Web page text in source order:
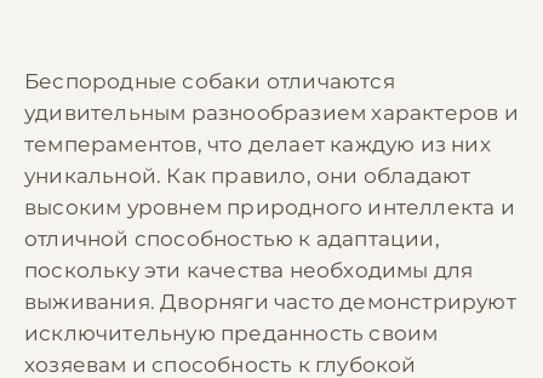
Беспородные собаки отличаются
удивительным разнообразием характеров и
темпераментов, что делает каждую из них
уникальной. Как правило, они обладают
высоким уровнем природного интеллекта и
отличной способностью к адаптации,
поскольку эти качества необходимы для
выживания. Дворняги часто демонстрируют
исключительную преданность своим
хозяевам и способность к глубокой